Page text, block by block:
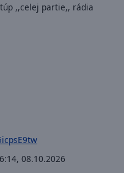
,,celej partie,, rádia
, 08.10.2026